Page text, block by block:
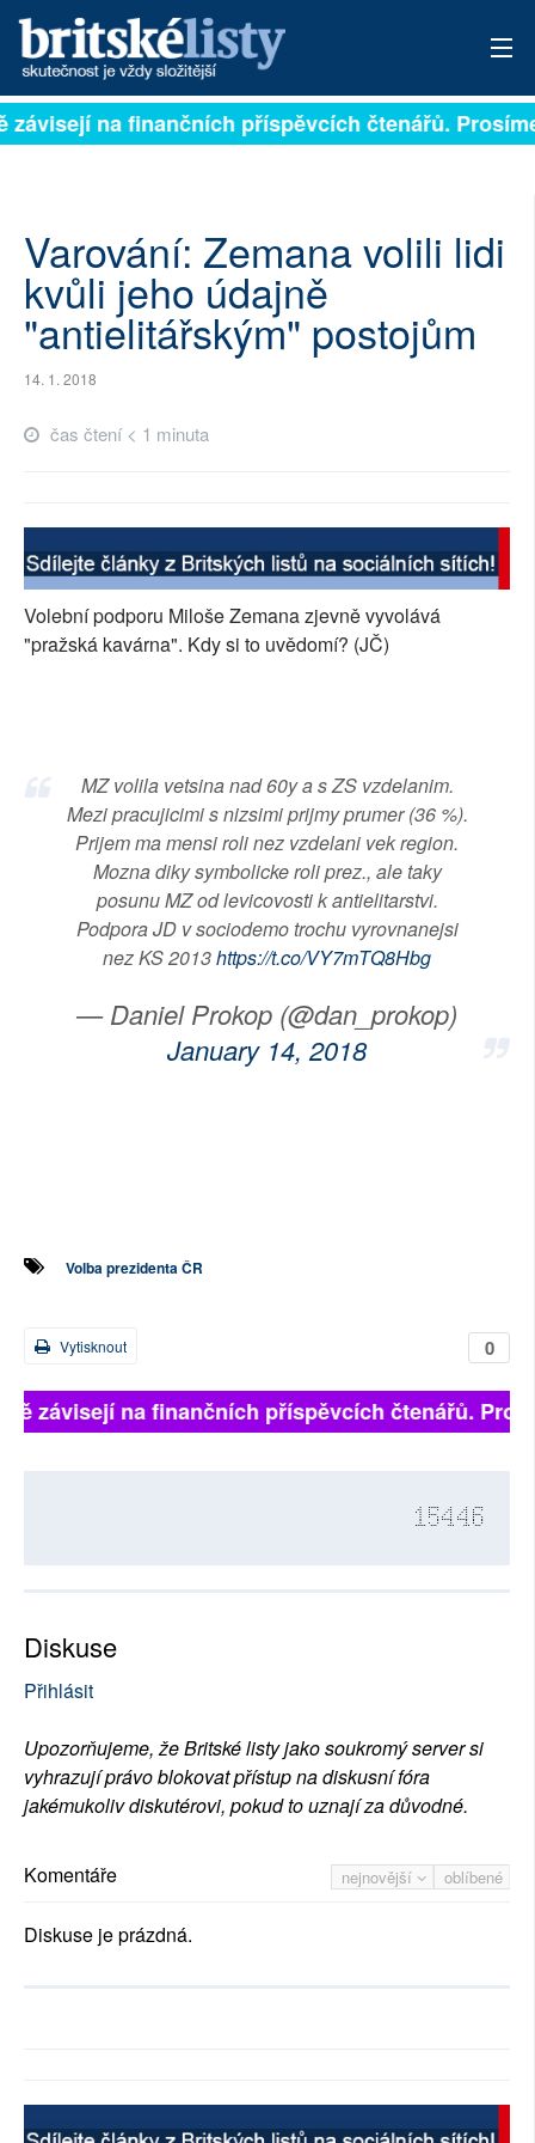
PŘIHLÁSIT
ARCHIV
ROZHOVORY
TÉMATA
SOCIÁLNÍ SÍTĚ
RUBRIKY
na finančních příspěvcích čtenářů.
Varování: Zemana volili lidi
kvůli jeho údajně
"antielitářským" postojům
14. 1. 2018
čas čtení < 1 minuta
Volební podporu Miloše Zemana zjevně vyvolává
"pražská kavárna". Kdy si to uvědomí? (JČ)
MZ volila vetsina nad 60y a s ZS vzdelanim.
Mezi pracujicimi s nizsimi prijmy prumer (36 %).
Prijem ma mensi roli nez vzdelani vek region.
Mozna diky symbolicke roli prez., ale taky
posunu MZ od levicovosti k antielitarstvi.
Podpora JD v sociodemo trochu vyrovnanejsi
nez KS 2013https://t.co/VY7mTQ8Hbg
— Daniel Prokop (@dan_prokop)
January 14, 2018
Volba prezidenta ČR
0
Vytisknout
závisejí na finančních příspěvcích čtenářů.
15446
Diskuse
Přihlásit
Upozorňujeme, že Britské listy jako soukromý server si
vyhrazují právo blokovat přístup na diskusní fóra
jakémukoliv diskutérovi, pokud to uznají za důvodné.
nejnovější oblíbené
Komentáře
Diskuse je prázdná.